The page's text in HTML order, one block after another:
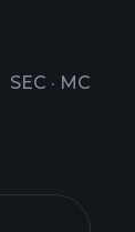
SEC · MC